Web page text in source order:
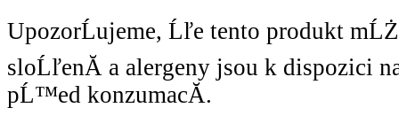
UpozorĹujeme, Ĺľe tento produkt
sloĹľenĂ­ a alergeny jsou k dispozici
pĹ™ed konzumacĂ­.